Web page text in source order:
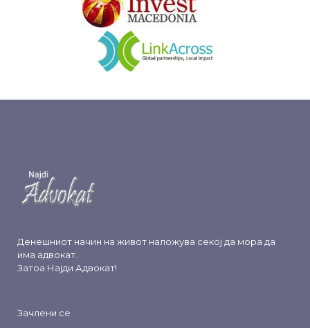
Денешниот начин на живот наложува секој да мора да
има адвокат.
Затоа Најди Адвокат!
Зачлени се